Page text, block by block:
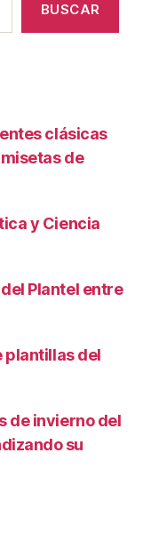
BUSCAR
clásicas
de
y Ciencia
Plantel entre
plantillas del
de invierno del
su